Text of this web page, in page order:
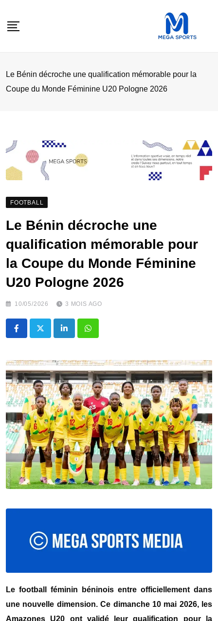
Le Bénin décroche une qualification mémorable pour la
Coupe du Monde Féminine U20 Pologne 2026
FOOTBALL
Le Bénin décroche une
qualification mémorable pour
la Coupe du Monde Féminine
U20 Pologne 2026
10/05/2026 3 MOIS AGO
LinkedInWhatsapp
Le football féminin béninois entre officiellement dans
une nouvelle dimension. Ce dimanche 10 mai 2026, les
Amazones U20 ont validé leur qualification pour la